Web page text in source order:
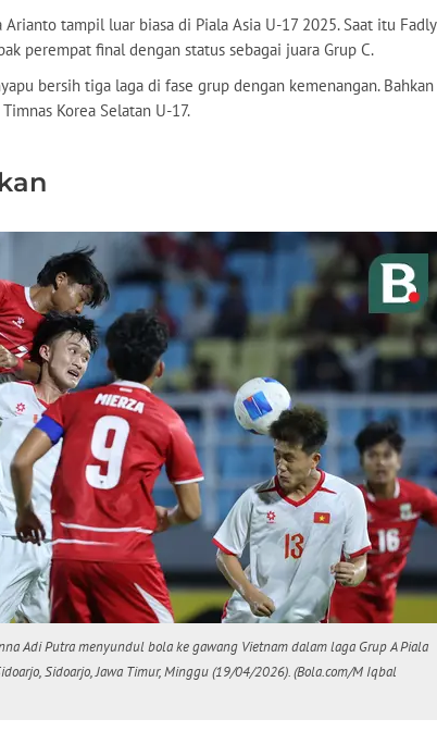
tampil luar biasa di Piala Asia U-17 2025. Saat itu Fadly
perempat final dengan status sebagai juara Grup C.
bersih tiga laga di fase grup dengan kemenangan. Bahkan
Korea Selatan U-17.
Adi Putra menyundul bola ke gawang Vietnam dalam laga Grup A Piala
Sidoarjo, Jawa Timur, Minggu (19/04/2026). (Bola.com/M Iqbal